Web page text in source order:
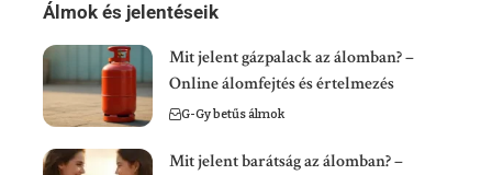
Álmok és jelentéseik
Mit jelent gázpalack az álomban? –
Online álomfejtés és értelmezés
G-Gy betűs álmok
Mit jelent barátság az álomban? –